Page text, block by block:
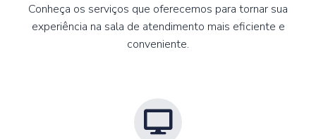
Conheça os serviços que oferecemos para tornar sua
experiência na sala de atendimento mais eficiente e
conveniente.